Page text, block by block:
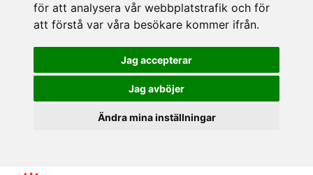
för att analysera vår webbplatstrafik och för
att förstå var våra besökare kommer ifrån.
Jag accepterar
Jag avböjer
Ändra mina inställningar